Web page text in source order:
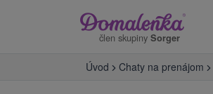
člen skupiny Sorger
Úvod Chaty na prenájom